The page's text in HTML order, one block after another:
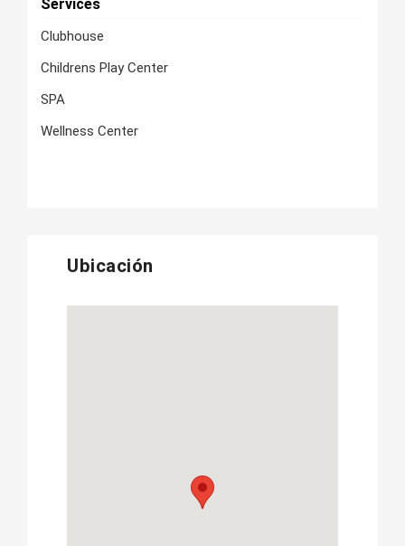
Services
Clubhouse
Childrens Play Center
SPA
Wellness Center
Ubicación